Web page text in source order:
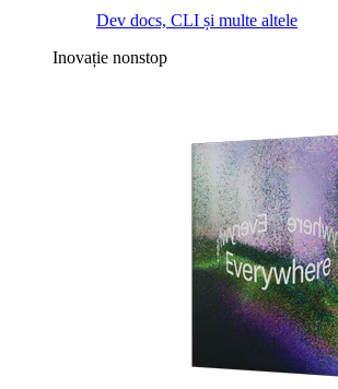
Dev docs, CLI și multe altele
Inovație nonstop